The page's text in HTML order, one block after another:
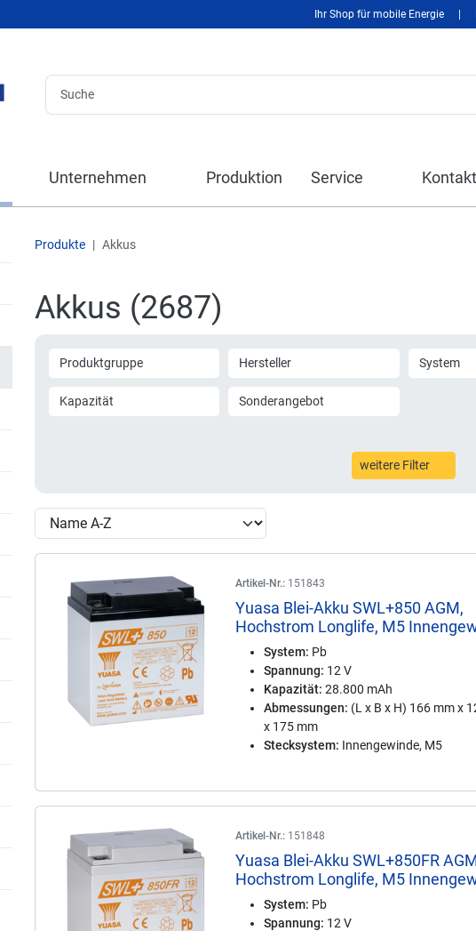
Ihr Shop für mobile Energie
Unternehmen Produktion Service Kontakt
Produkte Akkus
Akkus (2687)
Produktgruppe Hersteller System
Kapazität Sonderangebot
weitere Filter
Artikel-Nr.: 151843
Yuasa Blei-Akku SWL+850 AGM,
Hochstrom Longlife, M5
System: Pb
Spannung: 12 V
Kapazität: 28.800 mAh
Abmessungen: (L x B x H) 166 mm x
x 175 mm
Stecksystem: Innengewinde, M5
Artikel-Nr.: 151848
Yuasa Blei-Akku SWL+850FR
Hochstrom Longlife, M5
System: Pb
Spannung: 12 V